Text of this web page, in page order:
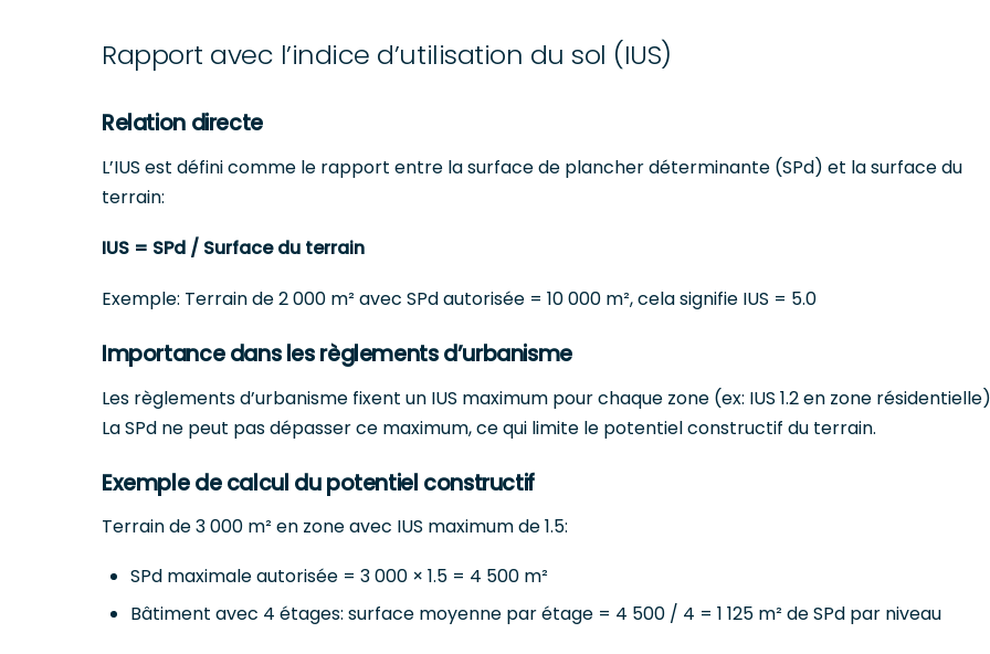
Rapport avec l’indice d’utilisation du sol (IUS)
Relation directe
L’IUS est défini comme le rapport entre la surface de plancher déterminante (SPd) et la surface du
terrain:
IUS = SPd / Surface du terrain
Exemple: Terrain de 2 000 m² avec SPd autorisée = 10 000 m², cela signifie IUS = 5.0
Importance dans les règlements d’urbanisme
Les règlements d’urbanisme fixent un IUS maximum pour chaque zone (ex: IUS 1.2 en zone
La SPd ne peut pas dépasser ce maximum, ce qui limite le potentiel constructif du terrain.
Exemple de calcul du potentiel constructif
Terrain de 3 000 m² en zone avec IUS maximum de 1.5:
SPd maximale autorisée = 3 000 × 1.5 = 4 500 m²
Bâtiment avec 4 étages: surface moyenne par étage = 4 500 / 4 = 1 125 m² de SPd par niveau